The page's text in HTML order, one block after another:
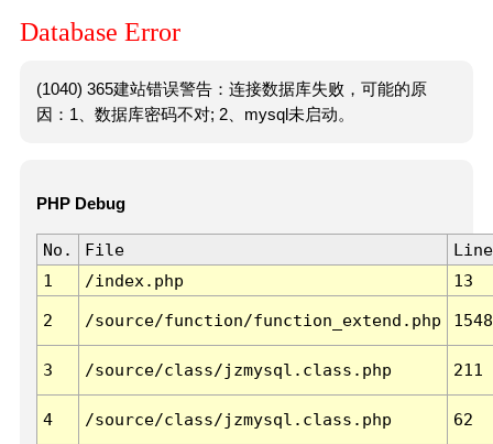
Database Error
(1040) 365建站错误警告：连接数据库失败，可能的原
因：1、数据库密码不对; 2、mysql未启动。
PHP Debug
No. File
Line
1
/index.php 13
2 /source/function/function_extend.php 1548
3 /source/class/jzmysql.class.php 211
4 /source/class/jzmysql.class.php 62